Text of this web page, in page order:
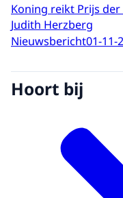
Koning reikt Prijs
Judith Herzberg
Nieuwsbericht01-11-
Hoort bij